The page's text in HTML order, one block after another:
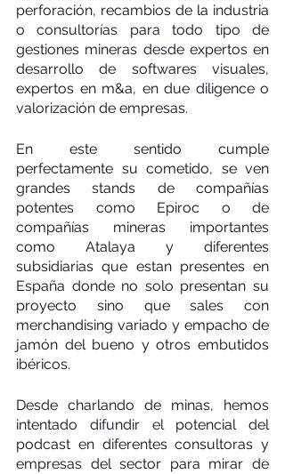
perforación, recambios de la industria
o consultorías para todo tipo de
gestiones mineras desde expertos en
desarrollo de softwares visuales,
expertos en m&a, en due diligence o
valorización de empresas.
En este sentido cumple
perfectamente su cometido, se ven
grandes stands de compañías
potentes como Epiroc o de
compañías mineras importantes
como Atalaya y diferentes
subsidiarias que estan presentes en
España donde no solo presentan su
proyecto sino que sales con
merchandising variado y empacho de
jamón del bueno y otros embutidos
ibéricos.
Desde charlando de minas, hemos
intentado difundir el potencial del
podcast en diferentes consultoras y
empresas del sector para mirar de